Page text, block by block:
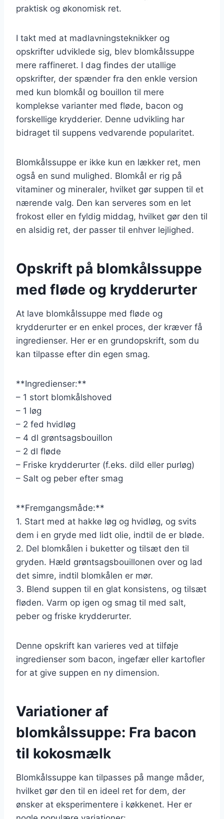
praktisk og økonomisk ret.
I takt med at madlavningsteknikker og
opskrifter udviklede sig, blev blomkålssuppe
mere raffineret. I dag findes der utallige
opskrifter, der spænder fra den enkle version
med kun blomkål og bouillon til mere
komplekse varianter med fløde, bacon og
forskellige krydderier. Denne udvikling har
bidraget til suppens vedvarende popularitet.
Blomkålssuppe er ikke kun en lækker ret, men
også en sund mulighed. Blomkål er rig på
vitaminer og mineraler, hvilket gør suppen til et
nærende valg. Den kan serveres som en let
frokost eller en fyldig middag, hvilket gør den til
en alsidig ret, der passer til enhver lejlighed.
Opskrift på blomkålssuppe
med fløde og krydderurter
At lave blomkålssuppe med fløde og
krydderurter er en enkel proces, der kræver få
ingredienser. Her er en grundopskrift, som du
kan tilpasse efter din egen smag.
**Ingredienser:**
– 1 stort blomkålshoved
– 1 løg
– 2 fed hvidløg
– 4 dl grøntsagsbouillon
– 2 dl fløde
– Friske krydderurter (f.eks. dild eller purløg)
– Salt og peber efter smag
**Fremgangsmåde:**
1. Start med at hakke løg og hvidløg, og svits
dem i en gryde med lidt olie, indtil de er bløde.
2. Del blomkålen i buketter og tilsæt den til
gryden. Hæld grøntsagsbouillonen over og lad
det simre, indtil blomkålen er mør.
3. Blend suppen til en glat konsistens, og tilsæt
fløden. Varm op igen og smag til med salt,
peber og friske krydderurter.
Denne opskrift kan varieres ved at tilføje
ingredienser som bacon, ingefær eller kartofler
for at give suppen en ny dimension.
Variationer af
blomkålssuppe: Fra bacon
til kokosmælk
Blomkålssuppe kan tilpasses på mange måder,
hvilket gør den til en ideel ret for dem, der
ønsker at eksperimentere i køkkenet. Her er